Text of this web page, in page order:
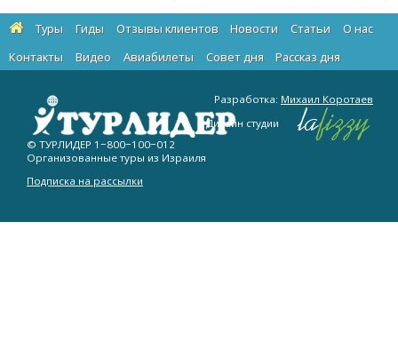
Туры Гиды Отзывы клиентов Новости Статьи
О нас
Контакты
Видео Авиабилеты Cовет дня Рассказ дня
© ТУРЛИДЕР 1−800−100−012
Организованные туры из Израиля
Подписка на рассылки
Разработка: Михаил Коротаев
Дизайн студии